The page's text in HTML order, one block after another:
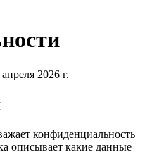
2026 г.
конфиденциальность
описывает какие данные